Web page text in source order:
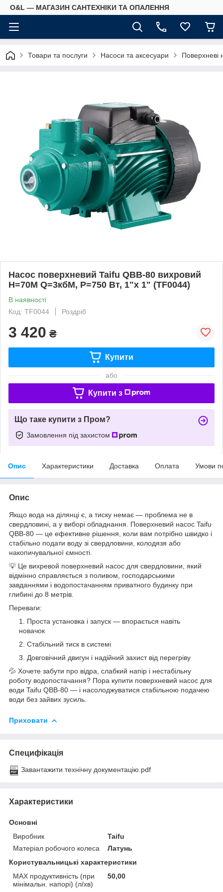
O&L — МАГАЗИН САНТЕХНІКИ ТА ОПАЛЕННЯ
Товари та послуги Насоси та аксесуари Поверхневі
Насос поверхневий Taifu QBB-80 вихровий
Н=70М Q=3кбМ, P=750 Вт, 1"x 1" (TF0044)
В наявності
Код: TF0044
Роздріб
3 420 ₴
Купити
або
Купити з
Що таке купити з Пром?
Замовлення під захистом
Опис Характеристики Доставка Оплата Умови
Опис
Якщо вода на ділянці є, а тиску немає — проблема не в
свердловині, а у виборі обладнання. Поверхневий насос Taifu
QBB-80 — це ефективне рішення, коли вам потрібно швидко і
стабільно подати воду зі свердловини, колодязя або
накопичувальної ємності.
💡 Це вихревой поверхневий насос для свердловини, який
відмінно справляється з поливом, господарськими
завданнями і водопостачанням приватного будинку при
глибині до 8 метрів.
Переваги:
Проста установка і запуск — впорається навіть
новачок
Стабільний тиск в системі
Довговічний двигун і надійний захист від перегріву
💦 Хочете забути про відра, слабкий напір і нестабільну
роботу водопостачання? Пора купити поверхневий насос для
води Taifu QBB-80 — і насолоджуватися стабільною подачею
води без зайвих зусиль.
Приховати
Специфікація
Завантажити технічну документацію.pdf
Характеристики
Основні
Виробник
Taifu
Матеріал робочого колеса
Латунь
Користувальницькі характеристики
MAX продуктивність (при
мінімальн. напорі) (л/хв)
50,00